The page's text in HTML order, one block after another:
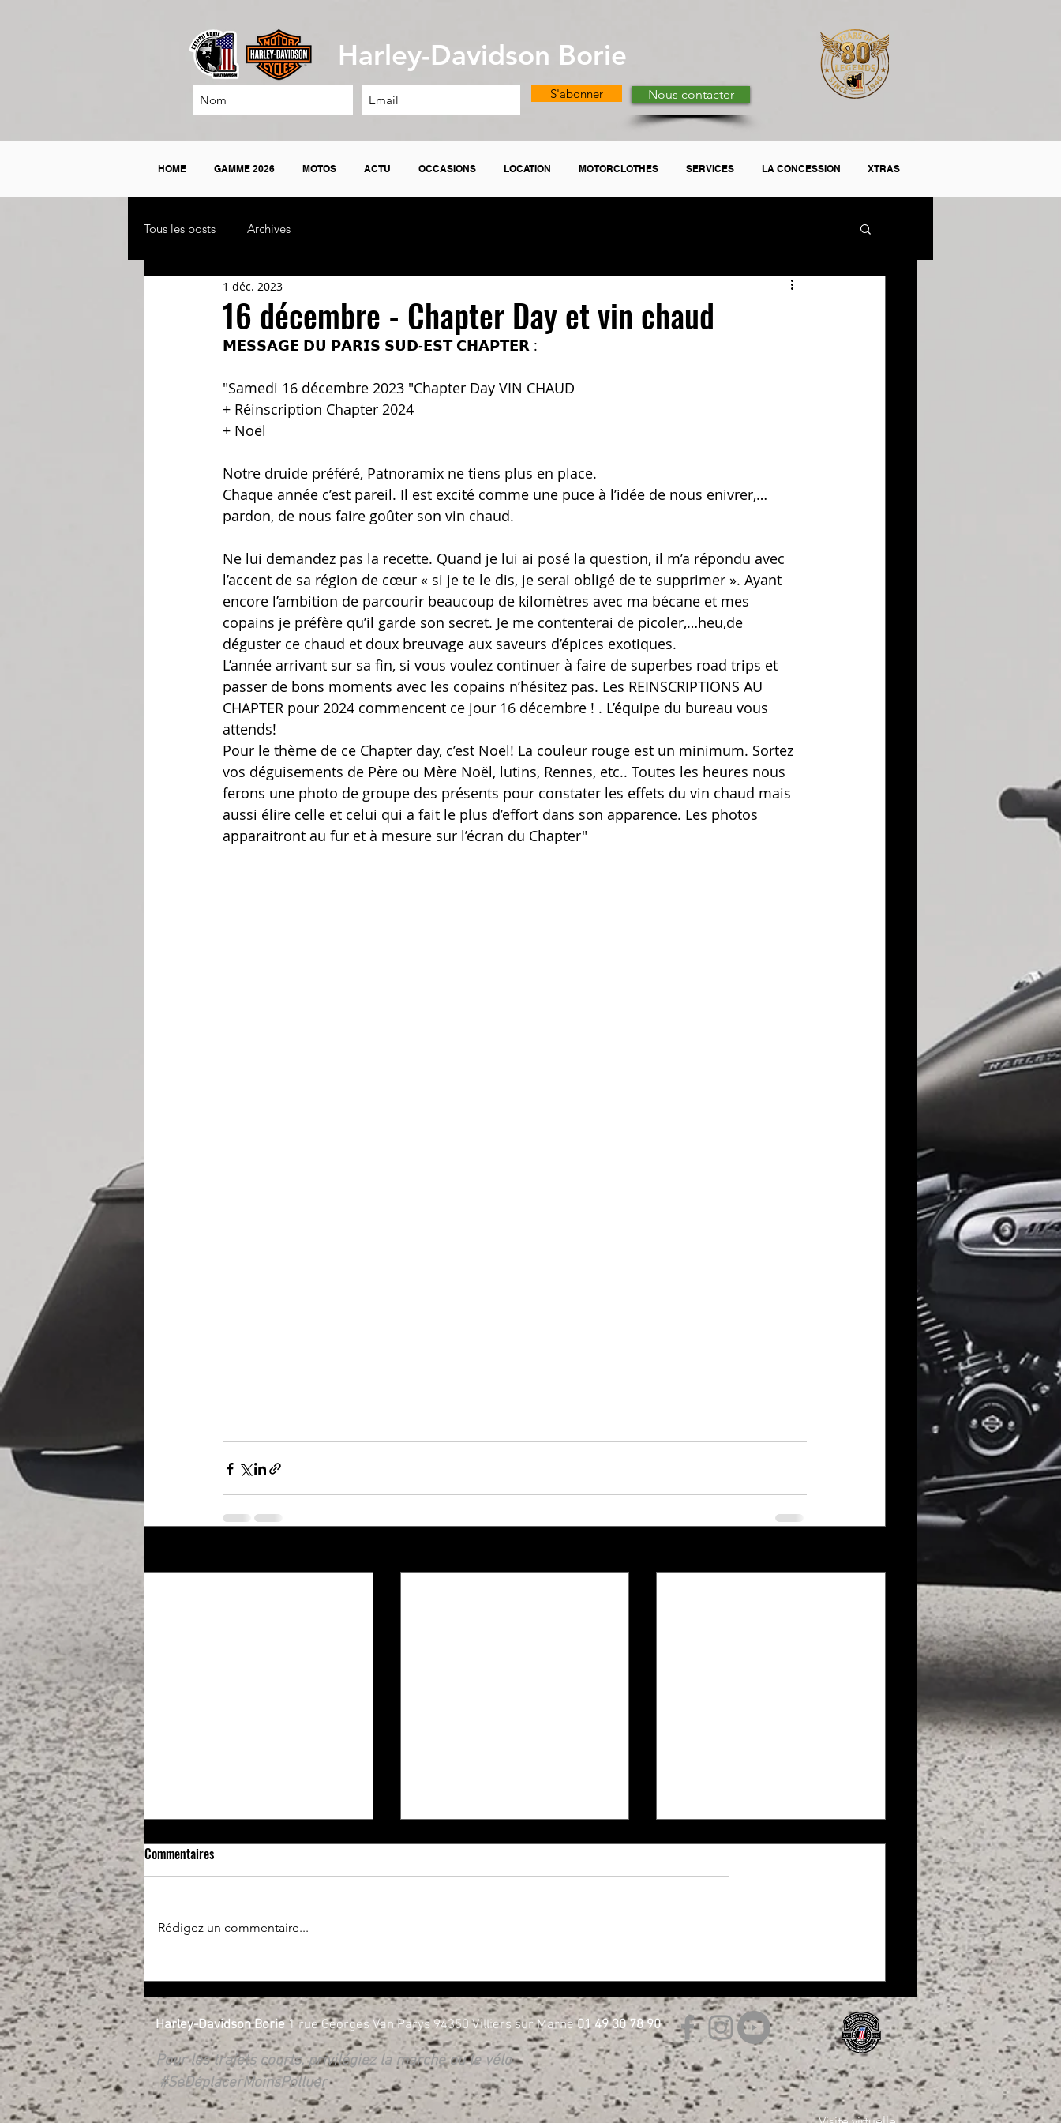
Harley-Davidson Borie
Nous contacter
S'abonner
HOME GAMME 2026 MOTOS ACTU OCCASIONS LOCATION MOTORCLOTHES SERVICES LA CONCESSION XTRAS
Tous les posts Archives
16 décembre - Chapter Day et vin chaud
1 déc. 2023
𝗠𝗘𝗦𝗦𝗔𝗚𝗘 𝗗𝗨 𝗣𝗔𝗥𝗜𝗦 𝗦𝗨𝗗-𝗘𝗦𝗧 𝗖𝗛𝗔𝗣𝗧𝗘𝗥 :
"Samedi 16 décembre 2023 "Chapter Day VIN CHAUD
+ Réinscription Chapter 2024
+ Noël
Notre druide préféré, Patnoramix ne tiens plus en place.
Chaque année c’est pareil. Il est excité comme une puce à l’idée de nous enivrer,…
pardon, de nous faire goûter son vin chaud.
Ne lui demandez pas la recette. Quand je lui ai posé la question, il m’a répondu avec
l’accent de sa région de cœur « si je te le dis, je serai obligé de te supprimer ». Ayant
encore l’ambition de parcourir beaucoup de kilomètres avec ma bécane et mes
copains je préfère qu’il garde son secret. Je me contenterai de picoler,…heu,de
déguster ce chaud et doux breuvage aux saveurs d’épices exotiques.
L’année arrivant sur sa fin, si vous voulez continuer à faire de superbes road trips et
passer de bons moments avec les copains n’hésitez pas. Les REINSCRIPTIONS AU
CHAPTER pour 2024 commencent ce jour 16 décembre ! . L’équipe du bureau vous
attends!
Pour le thème de ce Chapter day, c’est Noël! La couleur rouge est un minimum. Sortez
vos déguisements de Père ou Mère Noël, lutins, Rennes, etc.. Toutes les heures nous
ferons une photo de groupe des présents pour constater les effets du vin chaud mais
aussi élire celle et celui qui a fait le plus d’effort dans son apparence. Les photos
apparaitront au fur et à mesure sur l’écran du Chapter"
Essais libres et RIDE X.PERIENCE
les 17 et 18 avril
NOUVELLE GÉNÉRATION 3 ROUES
CHEZ H-D BORIE - Essayez les !
Harley Night 2ème édition chez H-
D Borie
Commentaires
Rédigez un commentaire...
Harley-Davidson Borie1 rue Georges Van Parys 94350 Villiers sur Marne01 49 30 78 90
Pour les trajets courts, privilégiez la marche ou le vélo
#SeDéplacerMoinsPolluer